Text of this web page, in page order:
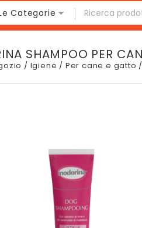
Categorie
SHAMPOO PER
/ Igiene / Per cane e gatto